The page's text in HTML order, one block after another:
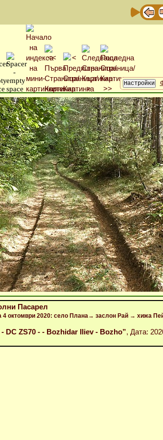
Пасарел
4 октомври 2020: село Плана→ заслон Рай → хижа
- DC ZS70 - - Bozhidar Iliev - Bozho”, Дата: